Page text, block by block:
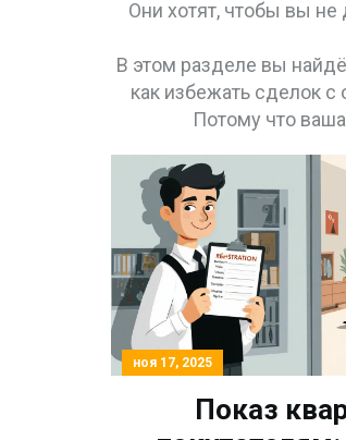
Они хотят, чтобы вы
В этом разделе вы
как избежать сделок с
Потому что
ноя 17, 2025
Показ